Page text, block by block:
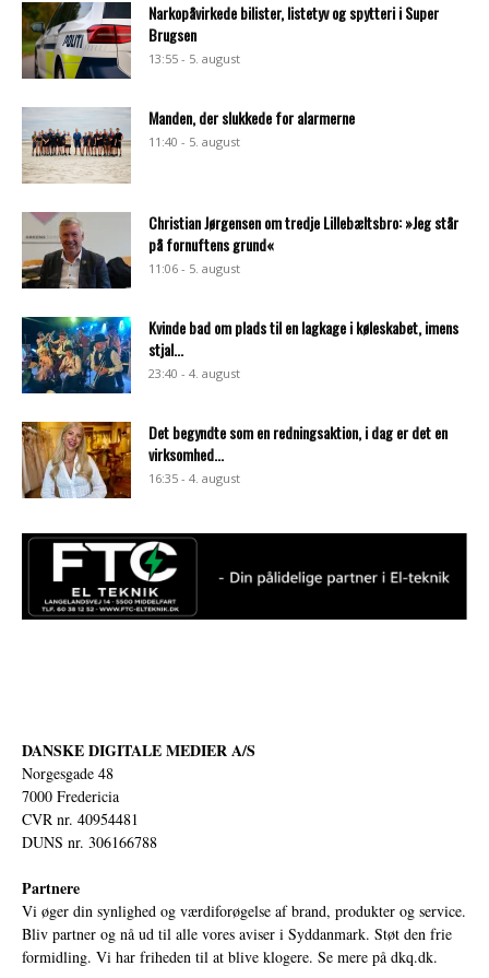
Narkopåvirkede bilister, listetyv og spytteri i Super
Brugsen
13:55 - 5. august
Manden, der slukkede for alarmerne
11:40 - 5. august
Christian Jørgensen om tredje Lillebæltsbro: »Jeg står
på fornuftens grund«
11:06 - 5. august
Kvinde bad om plads til en lagkage i køleskabet, imens
stjal...
23:40 - 4. august
Det begyndte som en redningsaktion, i dag er det en
virksomhed...
16:35 - 4. august
DANSKE DIGITALE MEDIER A/S
Norgesgade 48
7000 Fredericia
CVR nr. 40954481
DUNS nr. 306166788
Partnere
Vi øger din synlighed og værdiforøgelse af brand, produkter og service.
Bliv partner og nå ud til alle vores aviser i Syddanmark. Støt den frie
formidling. Vi har friheden til at blive klogere. Se mere på dkq.dk.